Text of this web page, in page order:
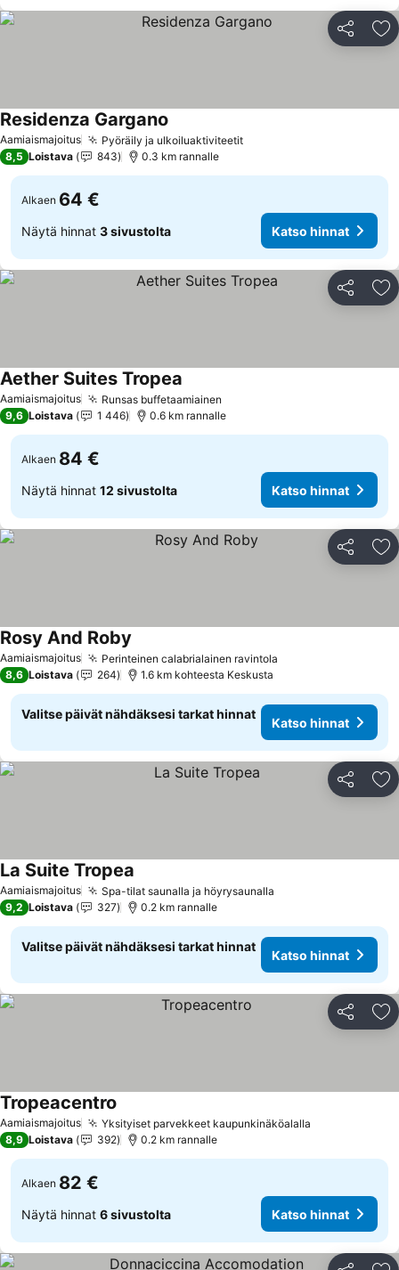
Jaa
Aamiaismajoitus Pyöräily ja ulkoiluaktiviteetit
Residenza Gargano
8,5 Loistava 843 0.3 km rannalle
Alkaen 64 €
Näytä hinnat 3 sivustolta Katso hinnat
Jaa
Aamiaismajoitus Runsas buffetaamiainen
Aether Suites Tropea
9,6 Loistava 1 446 0.6 km rannalle
Alkaen 84 €
Näytä hinnat 12 sivustolta Katso hinnat
Jaa
Aamiaismajoitus Perinteinen calabrialainen ravintola
Rosy And Roby
8,6 Loistava 264 1.6 km kohteesta Keskusta
Valitse päivät nähdäksesi tarkat hinnat
Katso hinnat
Jaa
Aamiaismajoitus Spa-tilat saunalla ja höyrysaunalla
La Suite Tropea
9,2 Loistava 327 0.2 km rannalle
Valitse päivät nähdäksesi tarkat hinnat
Katso hinnat
Jaa
Aamiaismajoitus Yksityiset parvekkeet kaupunkinäköalalla
Tropeacentro
8,9 Loistava 392 0.2 km rannalle
Alkaen 82 €
Näytä hinnat 6 sivustolta Katso hinnat